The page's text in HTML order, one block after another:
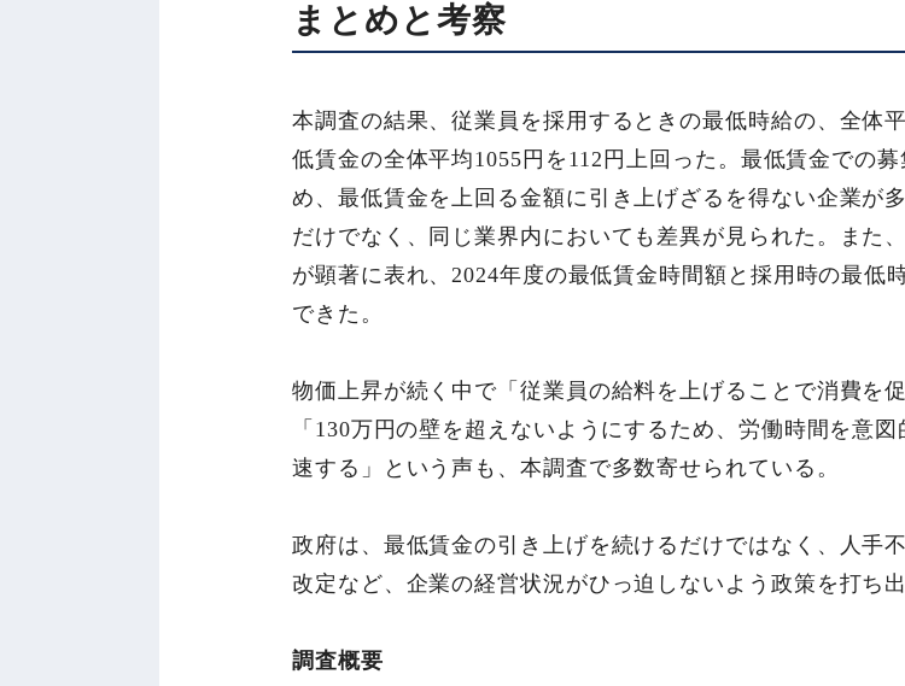
まとめと考察
本調査の結果、従業員を採用するときの最低時給の、全体
低賃金の全体平均1055円を112円上回った。最低賃金での
め、最低賃金を上回る金額に引き上げざるを得ない企業が
だけでなく、同じ業界内においても差異が見られた。また
が顕著に表れ、2024年度の最低賃金時間額と採用時の最低
できた。
物価上昇が続く中で「従業員の給料を上げることで消費を
「130万円の壁を超えないようにするため、労働時間を意
速する」という声も、本調査で多数寄せられている。
政府は、最低賃金の引き上げを続けるだけではなく、人手
改定など、企業の経営状況がひっ迫しないよう政策を打ち
調査概要